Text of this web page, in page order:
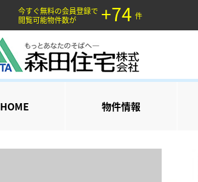
今すぐ無料の会員登録で
閲覧可能物件数が
+74 件
HOME 物件情報